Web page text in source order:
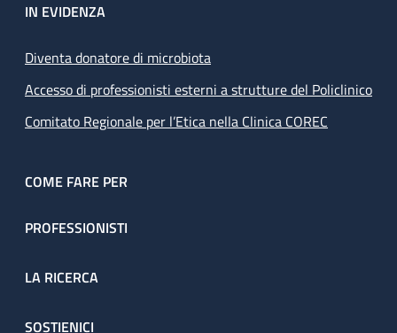
IN EVIDENZA
Diventa donatore di microbiota
Accesso di professionisti esterni a strutture del Policlinico
Comitato Regionale per l’Etica nella Clinica COREC
COME FARE PER
PROFESSIONISTI
LA RICERCA
SOSTIENICI